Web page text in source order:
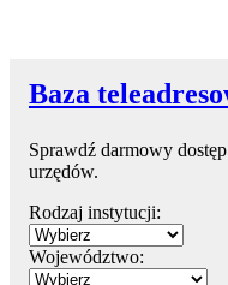
Baza
Sprawdź darmowy
urzędów.
Rodzaj instytucji:
Województwo: